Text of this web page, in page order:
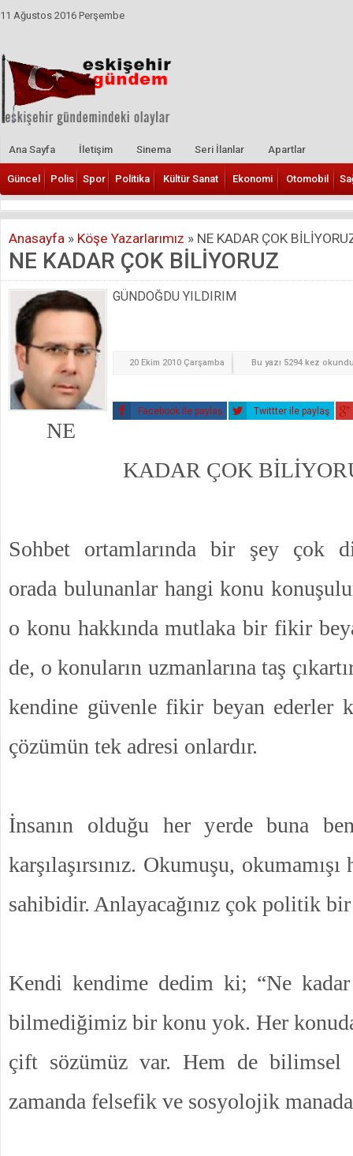
11 Ağustos 2016 Perşembe
Ana Sayfa İletişim Sinema Seri İlanlar Apartlar
Güncel Polis Spor Politika Kültür Sanat Ekonomi Otomobil
Anasayfa » Köşe Yazarlarımız » NE KADAR ÇOK
NE KADAR ÇOK BİLİYORUZ
GÜNDOĞDU YILDIRIM
20 Ekim 2010 Çarşamba Bu yazı 5294 kez
Facebook ile paylaş Twittter ile paylaş
NE
KADAR ÇOK
Sohbet ortamlarında bir şey çok
orada bulunanlar hangi konu
o konu hakkında mutlaka bir fikir
de, o konuların uzmanlarına taş
kendine güvenle fikir beyan ederler
çözümün tek adresi onlardır.
İnsanın olduğu her yerde buna
karşılaşırsınız. Okumuşu,
sahibidir. Anlayacağınız çok politik
Kendi kendime dedim ki; “Ne
bilmediğimiz bir konu yok. Her
çift sözümüz var. Hem de bilimsel
zamanda felsefik ve sosyolojik